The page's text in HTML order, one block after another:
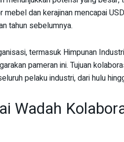
dan kerajinan mencapai
tahun sebelumnya.
termasuk Himpunan
pameran ini. Tujuan
pelaku industri, dari hulu
Wadah